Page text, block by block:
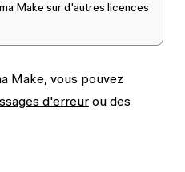
Make sur d'autres licences
Make, vous pouvez
d'erreurou des